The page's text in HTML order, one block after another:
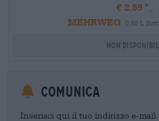
€ 2,59
MEHRWEG
0,50 L
Non
Comunica
Inserisci qui il tuo indirizzo e-mail